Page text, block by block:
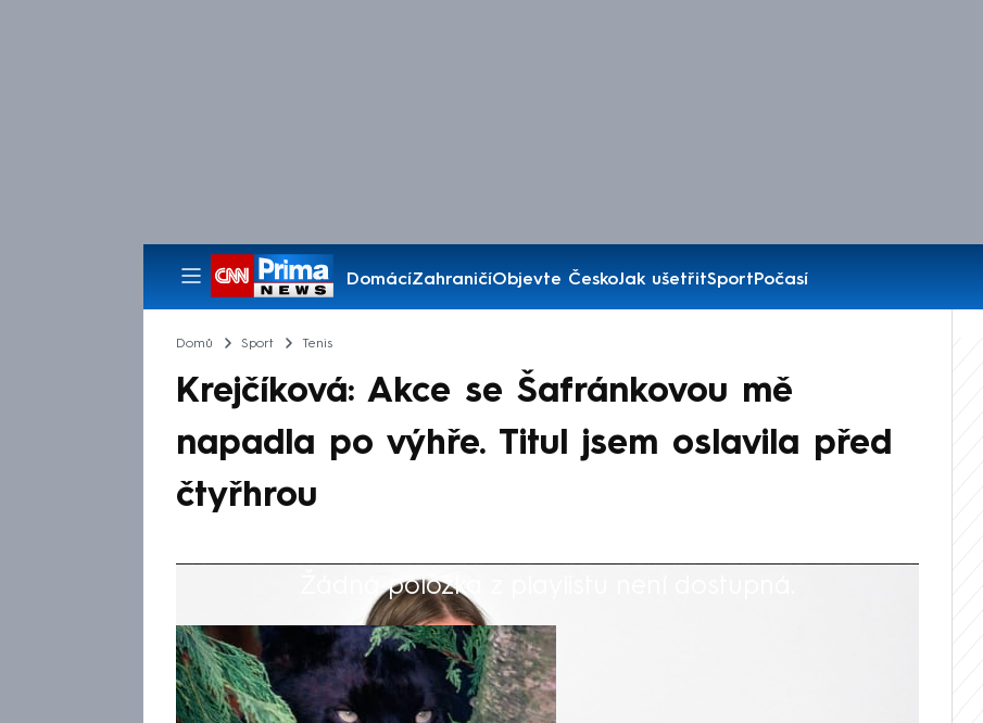
DomácíZahraničíObjevte ČeskoJak ušetřitSportPočasí
Pořady
Domů Sport Tenis
Krejčíková: Akce se Šafránkovou mě
napadla po výhře. Titul jsem oslavila před
čtyřhrou
Žádná položka z playlistu není dostupná.
Výběr redakce